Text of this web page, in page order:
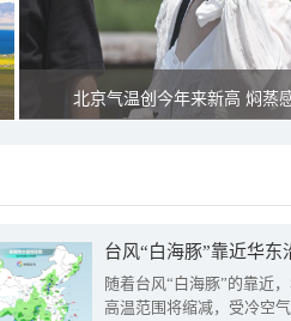
北京气温创今年来新高 焖蒸
台风“白海豚”靠近华
随着台风“白海豚”的靠近
高温范围将缩减，受冷空